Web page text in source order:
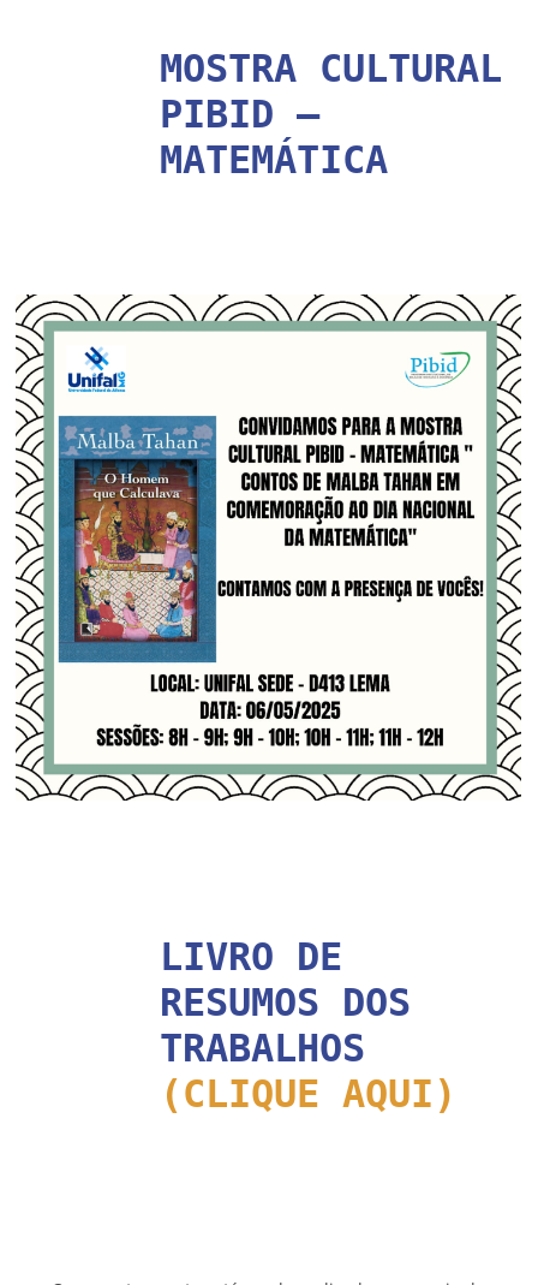
MOSTRA CULTURAL
PIBID –
MATEMÁTICA
LIVRO DE
RESUMOS DOS
TRABALHOS
(CLIQUE AQUI)